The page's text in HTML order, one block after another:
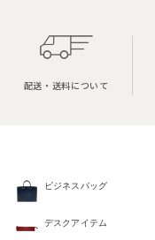
配送・送料について
ビジネスバッグ
デスクアイテム